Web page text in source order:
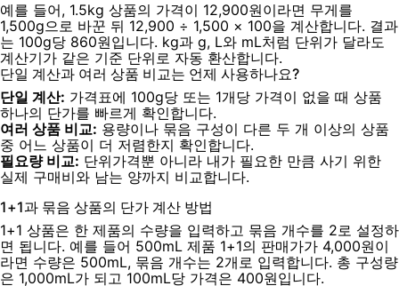
예를 들어, 1.5kg 상품의 가격이 12,900원이라면 무게를
1,500g으로 바꾼 뒤 12,900 ÷ 1,500 × 100을 계산합니다. 결과
는 100g당 860원입니다. kg과 g, L와 mL처럼 단위가 달라도
계산기가 같은 기준 단위로 자동 환산합니다.
단일 계산과 여러 상품 비교는 언제 사용하나요?
단일 계산: 가격표에 100g당 또는 1개당 가격이 없을 때 상품
하나의 단가를 빠르게 확인합니다.
여러 상품 비교: 용량이나 묶음 구성이 다른 두 개 이상의 상품
중 어느 상품이 더 저렴한지 확인합니다.
필요량 비교: 단위가격뿐 아니라 내가 필요한 만큼 사기 위한
실제 구매비와 남는 양까지 비교합니다.
1+1과 묶음 상품의 단가 계산 방법
1+1 상품은 한 제품의 수량을 입력하고 묶음 개수를 2로 설정하
면 됩니다. 예를 들어 500mL 제품 1+1의 판매가가 4,000원이
라면 수량은 500mL, 묶음 개수는 2개로 입력합니다. 총 구성량
은 1,000mL가 되고 100mL당 가격은 400원입니다.